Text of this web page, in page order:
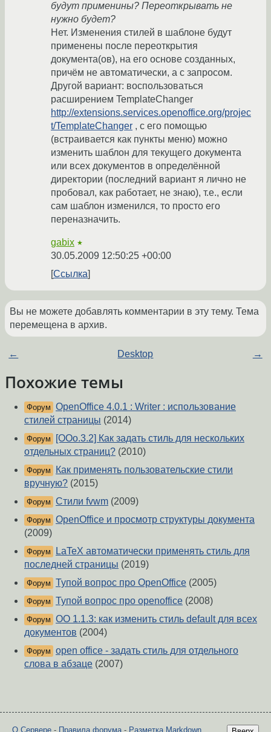
будут применины? Переоткрывать не
нужно будет?
Нет. Изменения стилей в шаблоне будут
применены после переоткрытия
документа(ов), на его основе созданных,
причём не автоматически, а с запросом.
Другой вариант: воспользоваться
расширением TemplateChanger
http://extensions.services.openoffice.org/projec
t/TemplateChanger , с его помощью
(встраивается как пункты меню) можно
изменить шаблон для текущего документа
или всех документов в определённой
директории (последний вариант я лично не
пробовал, как работает, не знаю), т.е., если
сам шаблон изменился, то просто его
переназначить.
gabix ★
30.05.2009 12:50:25 +00:00
Ссылка
Вы не можете добавлять комментарии в эту тему. Тема
перемещена в архив.
← Desktop →
Похожие темы
Форум OpenOffice 4.0.1 : Writer : использование
стилей страницы (2014)
Форум
[OOo.3.2] Как задать стиль для нескольких
отдельных страниц? (2010)
Форум
Как применять пользовательские стили
вручную? (2015)
Форум Стили fvwm (2009)
Форум OpenOffice и просмотр структуры документа
(2009)
Форум
LaTeX автоматически применять стиль для
последней страницы (2019)
Форум Тупой вопрос про OpenOffice (2005)
Форум Тупой вопрос про openoffice (2008)
Форум OO 1.1.3: как изменить стиль default для всех
документов (2004)
Форум open office - задать стиль для отдельного
слова в абзаце (2007)
О Сервере - Правила форума - Разметка Markdown